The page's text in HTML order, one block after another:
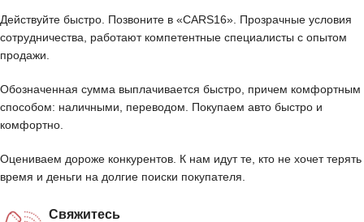
Действуйте быстро. Позвоните в «CARS16». Прозрачные условия
сотрудничества, работают компетентные специалисты с опытом
продажи.
Обозначенная сумма выплачивается быстро, причем комфортным
способом: наличными, переводом. Покупаем авто быстро и
комфортно.
Оцениваем дороже конкурентов. К нам идут те, кто не хочет терять
время и деньги на долгие поиски покупателя.
Свяжитесь